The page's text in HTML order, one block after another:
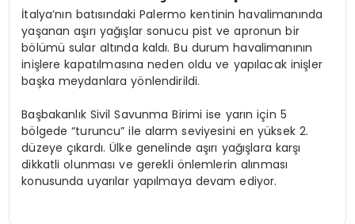
İtalya’nın batısındaki Palermo kentinin havalimanında
yaşanan aşırı yağışlar sonucu pist ve apronun bir
bölümü sular altında kaldı. Bu durum havalimanının
inişlere kapatılmasına neden oldu ve yapılacak inişler
başka meydanlara yönlendirildi.
Başbakanlık Sivil Savunma Birimi ise yarın için 5
bölgede “turuncu” ile alarm seviyesini en yüksek 2.
düzeye çıkardı. Ülke genelinde aşırı yağışlara karşı
dikkatli olunması ve gerekli önlemlerin alınması
konusunda uyarılar yapılmaya devam ediyor.